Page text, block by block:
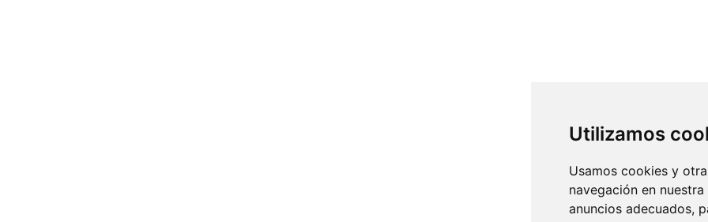
Utilizamos
Usamos cookies y
navegación en
anuncios adecuados,